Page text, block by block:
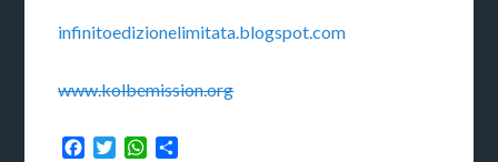
infinitoedizionelimitata.blogspot.com
www.kolbemission.org
Facebook
TwitterWhatsApp